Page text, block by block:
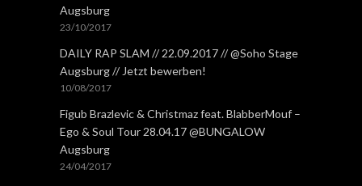
Augsburg
23/10/2017
DAILY RAP SLAM // 22.09.2017 // @Soho Stage
Augsburg // Jetzt bewerben!
10/08/2017
Figub Brazlevic & Christmaz feat. BlabberMouf –
Ego & Soul Tour 28.04.17 @BUNGALOW
Augsburg
24/04/2017